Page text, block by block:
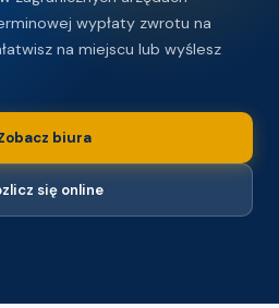
wypłaty zwrotu na
na miejscu lub wyślesz
biura
się online